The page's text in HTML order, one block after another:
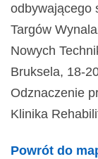
odbywającego
Targów
Nowych
Bruksela, 18-
Odznaczenie
Klinika
Powrót do